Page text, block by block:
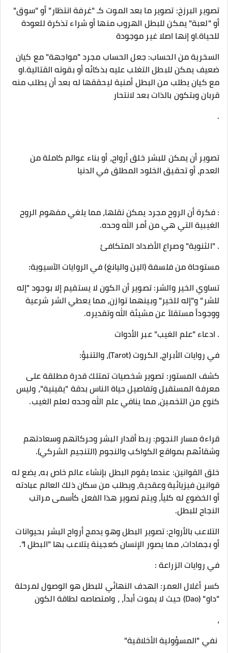
​تصوير البرزخ: تصوير ما بعد الموت كـ "غرفة انتظار" أو "سوق"
أو "لعبة" يمكن للبطل الهروب منها أو شراء تذكرة للعودة
للحياة.او إنها اصلا غير موجودة
​السخرية من الحساب: جعل الحساب مجرد "مواجهة" مع كيان
ضعيف يمكن للبطل التغلب عليه بذكائه أو بقوته القتالية.او
مع كيان يطلب من البطل أمنية ليحققها له بعد أن يطلب منه
قربان وبتكون بالذات بعد لانتحار
.
​تصوير أن يمكن للبشر خلق أرواح، أو بناء عوالم كاملة من
العدم، أو تحقيق الخلود المطلق في الدنيا
: فكرة أن الروح مجرد يمكن نقلها، مما يلغي مفهوم الروح
الغيبية التي هي من أمر الله وحده.
. "الثنوية" وصراع الأضداد المتكافئ
​مستوحاة من فلسفة (الين واليانغ) في الروايات الآسيوية:
​تساوي الخير والشر: تصوير أن الكون لا يستقيم إلا بوجود "إله
للشر" و"إله للخير" وبينهما توازن، مما يعطي الشر شرعية
ووجوداً مستقلاً عن مشيئة الله وتقديره.
. ادعاء "علم الغيب" عبر الأدوات
​في روايات الأبراج، الكروت (Tarot)، والتنبؤ:
​كشف المستور: تصوير شخصيات تمتلك قدرة مطلقة على
معرفة المستقبل وتفاصيل حياة الناس بدقة "يقينية"، وليس
كنوع من التخمين، مما ينافي علم الله وحده لعلم الغيب.
​قراءة مسار النجوم: ربط أقدار البشر وحركاتهم وسعادتهم
وشقائهم بمواقع الكواكب والنجوم (التنجيم الشركي).
​خلق القوانين: عندما يقوم البطل بإنشاء عالم خاص به، يضع له
قوانين فيزيائية وعقدية، ويطلب من سكان ذلك العالم عبادته
أو الخضوع له كلياً، ويتم تصوير هذا الفعل كأسمى مراتب
النجاح للبطل.
​التلاعب بالأرواح: تصوير البطل وهو يدمج أرواح البشر بحيوانات
أو بجمادات، مما يصور الإنسان كعجينة يتلاعب بها "البطل ا".
​في روايات الزراعة :
​كسر أغلال العمر: الهدف النهائي للبطل هو الوصول لمرحلة
"داو" (Dao) حيث لا يموت أبداً، ، وامتصاصه لطاقة الكون
،
​ نفي "المسؤولية الأخلاقية"